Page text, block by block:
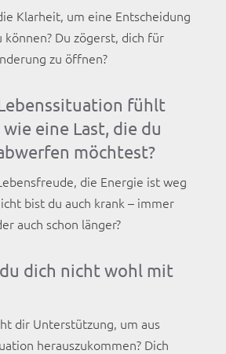
Klarheit, um eine Entscheidung
Du zögerst, dich für
zu öffnen?
fühlt
wie eine Last, die du
möchtest?
die Energie ist weg
bist du auch krank – immer
auch schon länger?
dich nicht wohl mit
dir Unterstützung, um aus
herauszukommen? Dich